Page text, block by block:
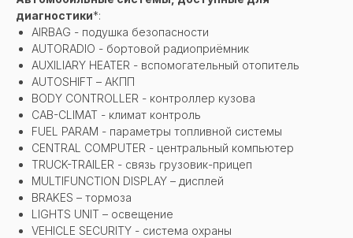
диагностики*:
AIRBAG - подушка безопасности
AUTORADIO - бортовой радиоприёмник
AUXILIARY HEATER - вспомогательный отопитель
AUTOSHIFT – АКПП
BODY CONTROLLER - контроллер кузова
CAB-CLIMAT - климат контроль
FUEL PARAM - параметры топливной системы
CENTRAL COMPUTER - центральный компьютер
TRUCK-TRAILER - связь грузовик-прицеп
MULTIFUNCTION DISPLAY – дисплей
BRAKES – тормоза
LIGHTS UNIT – освещение
VEHICLE SECURITY - система охраны